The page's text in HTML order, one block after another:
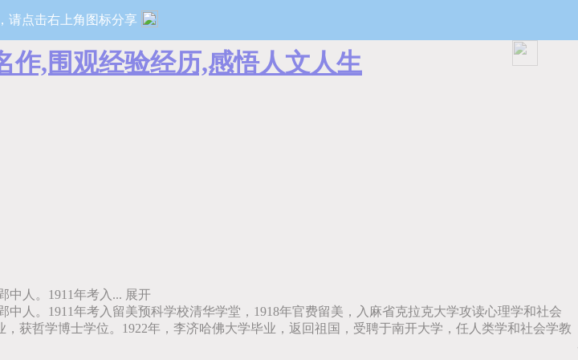
作,围观经验经历,感悟人文人生
中人。1911年考入... 展开
人。1911年考入留美预科学校清华学堂，1918年官费留美，入麻省克拉克大学攻读心理学和社会
获哲学博士学位。1922年，李济哈佛大学毕业，返回祖国，受聘于南开大学，任人类学和社会学教
请点击右上角图标分享